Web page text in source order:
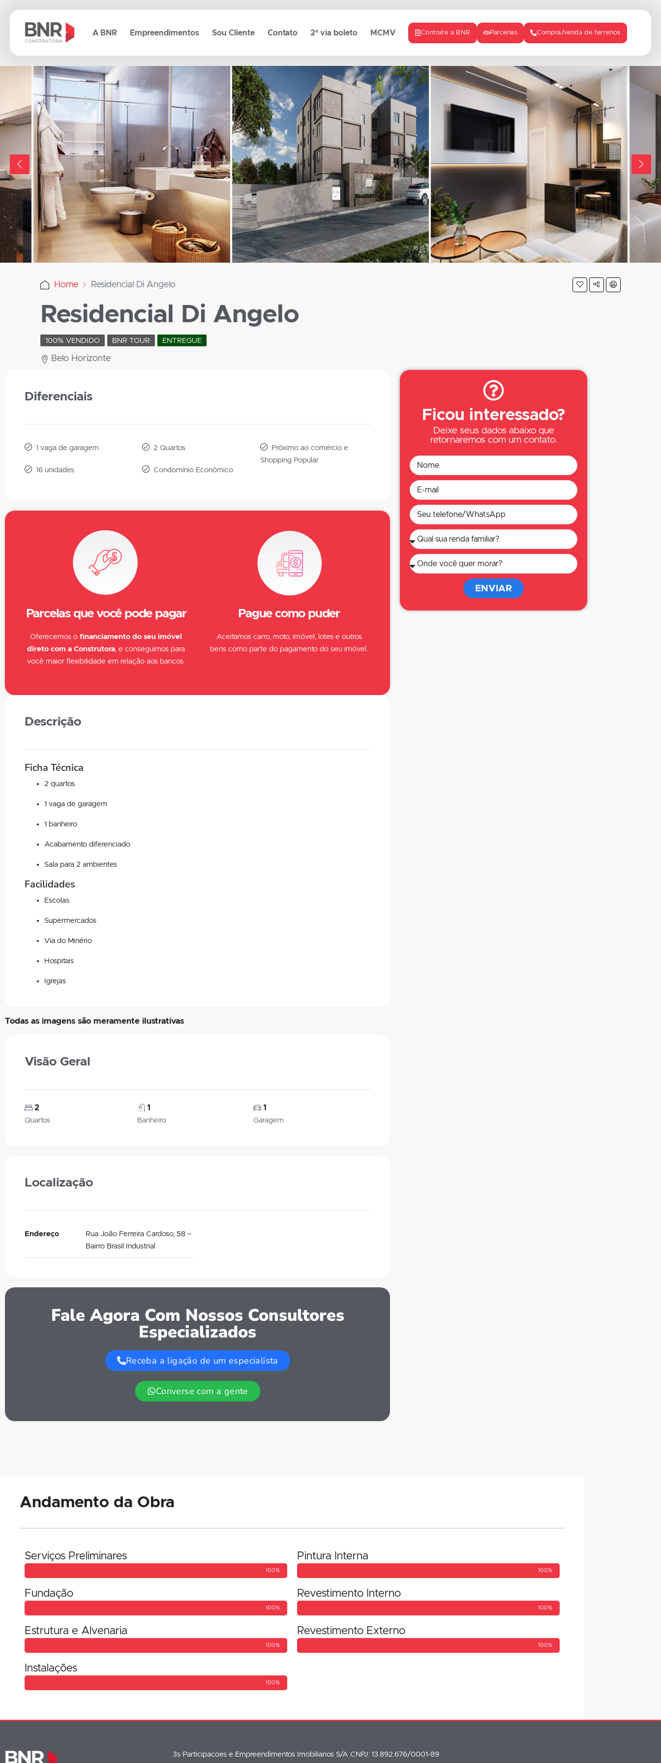
A BNR Empreendimentos Sou Cliente Contato 2ª via boleto MCMV Contrate a BNR Parcerias Compra/venda de terrenos
Home Residencial Di Angelo
Residencial Di Angelo
100% VENDIDO BNR TOUR ENTREGUE
Belo Horizonte
Diferenciais
1 vaga de garagem
16 unidades
2 Quartos
Condomínio Econômico
Próximo ao comércio e
Shopping Popular
Parcelas que você pode pagar
Oferecemos ofinanciamento do seu imóvel
direto com aConstrutora , e conseguimos para
você maior flexibilidade em relação aos bancos.
Pague como puder
Aceitamos carro, moto, imóvel, lotes e outros
bens como parte do pagamento do seu imóvel.
Descrição
Ficha Técnica
2 quartos
1 vaga de garagem
1 banheiro
Acabamento diferenciado
Sala para 2 ambientes
Facilidades
Escolas
Supermercados
Via do Minério
Hospitais
Igrejas
Todas as imagens são meramente ilustrativas
Visão Geral
2
Quartos
1
Banheiro
1
Garagem
Localização
Endereço
Rua João Ferreira Cardoso, 58 –
Bairro Brasil Industrial
Fale Agora Com Nossos Consultores
Especializados
Receba a ligação de um especialista
Converse com a gente
Ficou interessado?
Deixe seus dados abaixo que
retornaremos com um contato.
ENVIAR
Andamento da Obra
Serviços Preliminares
100%
Fundação
100%
Estrutura e Alvenaria
100%
Instalações
100%
Pintura Interna
100%
Revestimento Interno
100%
Revestimento Externo
100%
3s Participacoes e Empreendimentos Imobiliarios S/A CNPJ: 13.892.676/0001-89